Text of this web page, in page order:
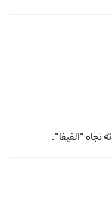
تجاه "الفيفا".